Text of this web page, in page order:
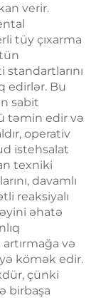
verir.
tüy çıxarma
edirlər. Bu
sabit
təmin edir və
operativ
istehsalat
texniki
davamlı
reaksiyalı
əhatə
və
kömək edir.
çünki
birbaşa